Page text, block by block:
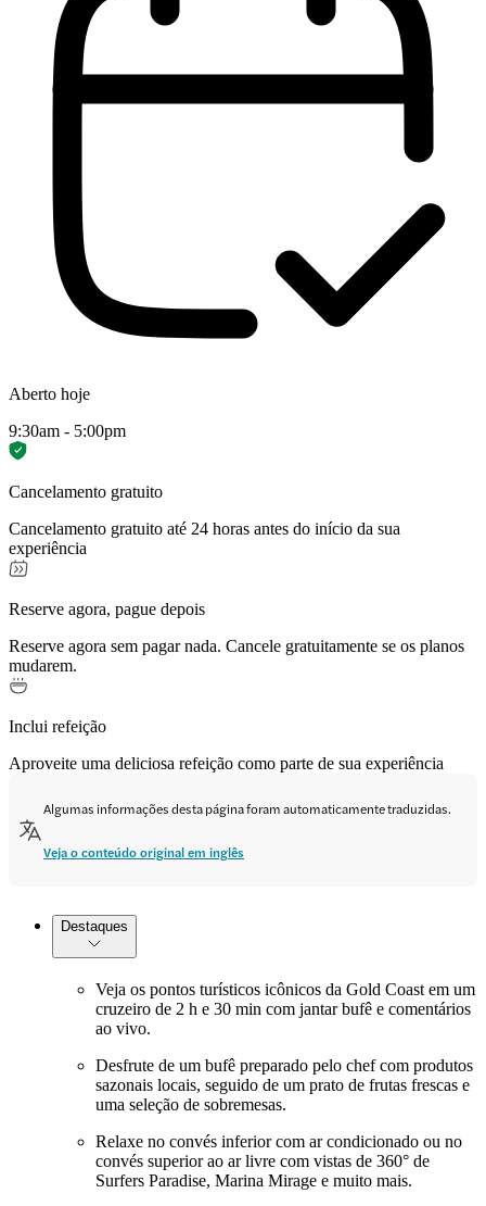
Aberto hoje
9:30am - 5:00pm
Cancelamento gratuito
Cancelamento gratuito até 24 horas antes do início da sua
experiência
Reserve agora, pague depois
Reserve agora sem pagar nada. Cancele gratuitamente se os planos
mudarem.
Inclui refeição
Aproveite uma deliciosa refeição como parte de sua experiência
Algumas informações desta página foram automaticamente traduzidas.
Veja o conteúdo original em inglês
Destaques
Veja os pontos turísticos icônicos da Gold Coast em um
cruzeiro de 2 h e 30 min com jantar bufê e comentários
ao vivo.
Desfrute de um bufê preparado pelo chef com produtos
sazonais locais, seguido de um prato de frutas frescas e
uma seleção de sobremesas.
Relaxe no convés inferior com ar condicionado ou no
convés superior ao ar livre com vistas de 360° de
Surfers Paradise, Marina Mirage e muito mais.